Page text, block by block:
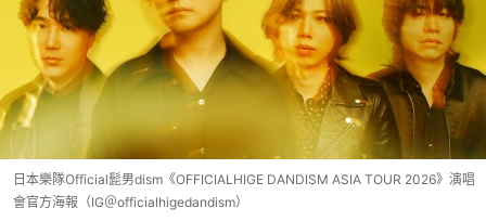
日本樂隊Official髭男dism《OFFICIALHIGE DANDISM ASIA TOUR 2026》演唱
會官方海報（IG＠officialhigedandism）